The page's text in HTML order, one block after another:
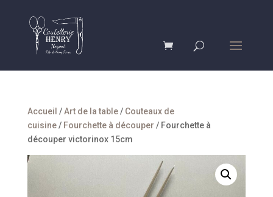
Accueil /Art de la table/ Couteaux de
cuisine/ Fourchette à découper / Fourchette à
découper victorinox 15cm